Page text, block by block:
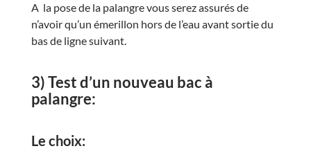
A la pose de la palangre vous serez assurés de
n’avoir qu’un émerillon hors de l’eau avant sortie du
bas de ligne suivant.
3) Test d’un nouveau bac à
palangre:
Le choix: